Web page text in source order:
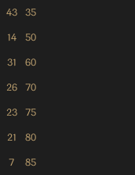
43 35
14 50
31 60
26 70
23 75
21 80
7 85